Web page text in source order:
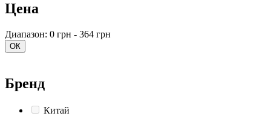
Цена
Диапазон: 0 грн - 364 грн
ОК
Бренд
Китай